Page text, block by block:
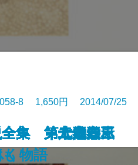
全集 第二十六
全集 第二十五
全集 第二十四
全集 第二十三
全集 第二十一
全集 第二十二
全集 第二十巻
全集 第十九巻
全集 第十七巻
全集 第十八巻
8 1,650円 2014/07/25
全集 第十六巻
全集 第十五巻
全集 第十四巻
全集 第十三巻
全集 第十一巻
全集 第十二巻
全集 第十巻 風
全集 第八巻 正
全集 第九巻 正
全集 第七巻 赤
く物語